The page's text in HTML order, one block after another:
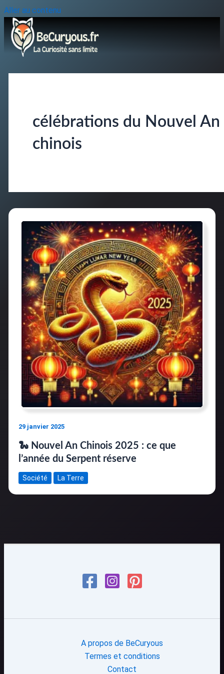
Aller au contenu
célébrations du Nouvel An
chinois
29 janvier 2025
🐍 Nouvel An Chinois 2025 : ce que
l’année du Serpent réserve
Société La Terre
A propos de BeCuryous
Termes et conditions
Contact